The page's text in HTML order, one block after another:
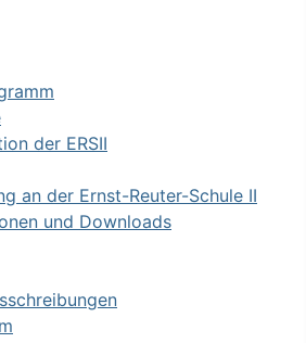
der ERSII
an der Ernst-Reuter-Schule II
und Downloads